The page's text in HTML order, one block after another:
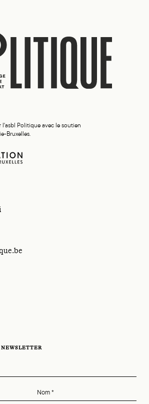
Politique avec le soutien
Bruxelles.
Nom*